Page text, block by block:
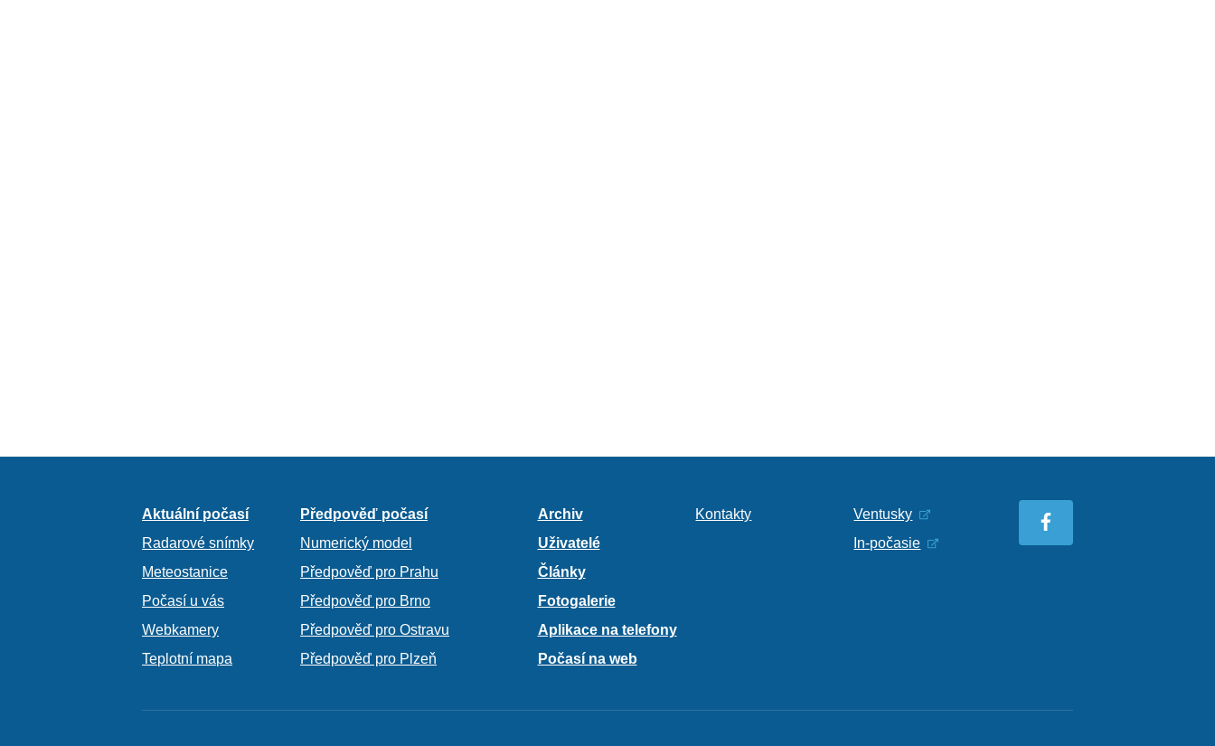
Aktuální počasí
Radarové snímky
Meteostanice
Počasí u vás
Webkamery
Teplotní mapa
Předpověď počasí
Numerický model
Předpověď pro Prahu
Předpověď pro Brno
Předpověď pro Ostravu
Předpověď pro Plzeň
Archiv
Uživatelé
Články
Fotogalerie
Aplikace na telefony
Počasí na web
Kontakty
Ventusky
In-počasie